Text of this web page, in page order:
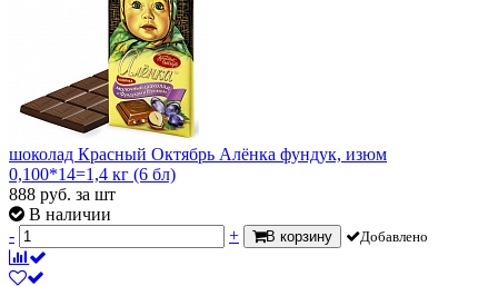
шоколад Красный Октябрь Алёнка фундук, изюм
0,100*14=1,4 кг (6 бл)
888 руб. за шт
В наличии
-
+ В корзину Добавлено